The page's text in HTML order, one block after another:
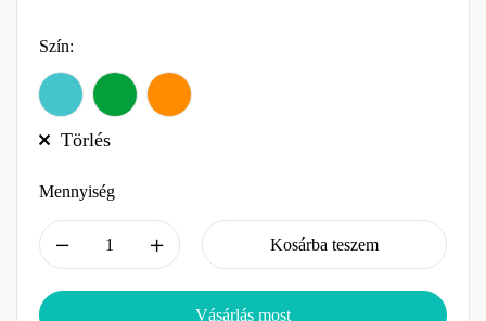
Szín:
Törlés
Mennyiség
- + Kosárba teszem
Vásárlás most